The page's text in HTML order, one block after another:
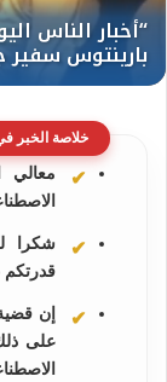
خلاصة الخبر
معالي
شكرا
قدرتكم
إن
على